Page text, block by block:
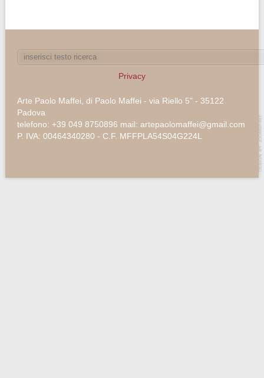
Privacy
Arte Paolo Maffei, di Paolo Maffei - via Riello 5" - 35122
Padova
telefono: +39 049 8750896 mail: artepaolomaffei@gmail.com
P. IVA: 00464340280 - C.F. MFFPLA54S04G224L